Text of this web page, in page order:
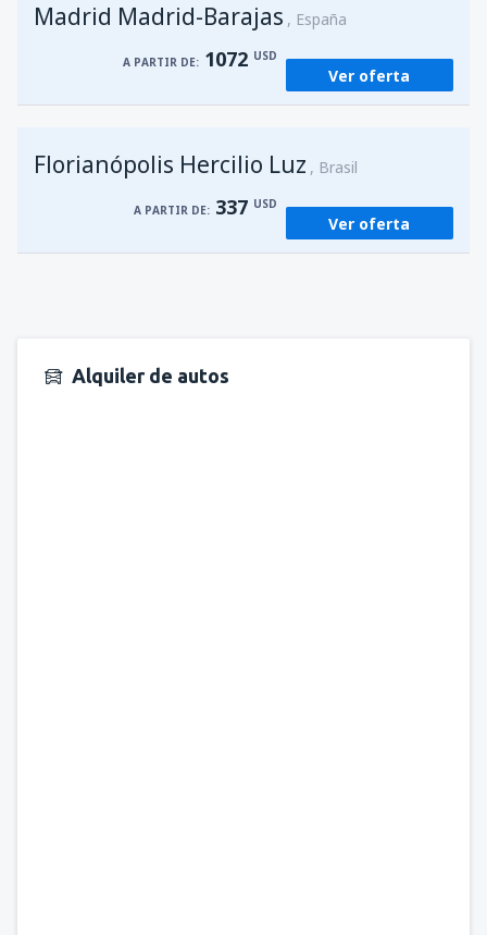
A PARTIR DE: 272USD
Asunción, Silvio Pettirossi (ASU)
A PARTIR DE: 203USD
Madrid Madrid-Barajas España
A PARTIR DE: 1072 USD
Ver oferta
Florianópolis Hercilio Luz Brasil
A PARTIR DE: 337 USD
Ver oferta
Alquiler de autos